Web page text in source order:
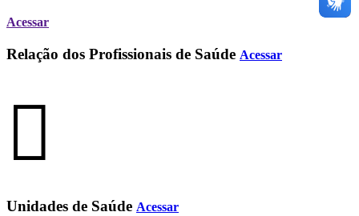
Acessar
Relação dos Profissionais de Saúde Acessar
Unidades de Saúde Acessar